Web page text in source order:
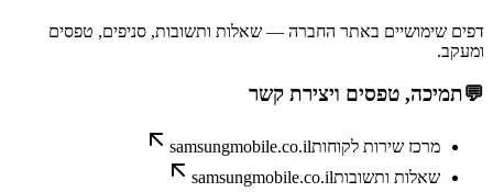
דפים שימושיים באתר החברה — שאלות ותשובות, סניפים, טפסים
ומעקב.
💬תמיכה, טפסים ויצירת קשר
מרכז שירות לקוחותsamsungmobile.co.il
שאלות ותשובותsamsungmobile.co.il